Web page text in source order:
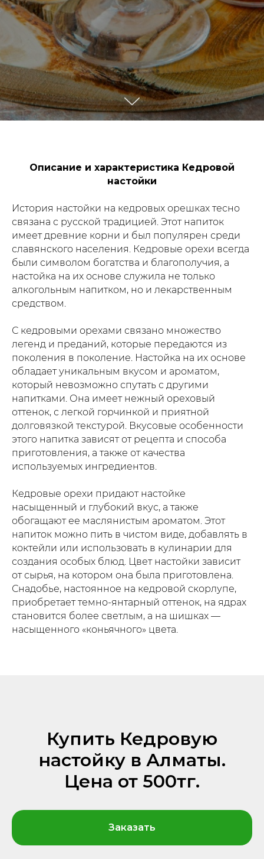
Описание и характеристика Кедровой
настойки
История настойки на кедровых орешках тесно
связана с русской традицией. Этот напиток
имеет древние корни и был популярен среди
славянского населения. Кедровые орехи всегда
были символом богатства и благополучия, а
настойка на их основе служила не только
алкогольным напитком, но и лекарственным
средством.
С кедровыми орехами связано множество
легенд и преданий, которые передаются из
поколения в поколение. Настойка на их основе
обладает уникальным вкусом и ароматом,
который невозможно спутать с другими
напитками. Она имеет нежный ореховый
оттенок, с легкой горчинкой и приятной
долговязкой текстурой. Вкусовые особенности
этого напитка зависят от рецепта и способа
приготовления, а также от качества
используемых ингредиентов.
Кедровые орехи придают настойке
насыщенный и глубокий вкус, а также
обогащают ее маслянистым ароматом. Этот
напиток можно пить в чистом виде, добавлять в
коктейли или использовать в кулинарии для
создания особых блюд. Цвет настойки зависит
от сырья, на котором она была приготовлена.
Снадобье, настоянное на кедровой скорлупе,
приобретает темно-янтарный оттенок, на ядрах
становится более светлым, а на шишках —
насыщенного «коньячного» цвета.
Купить Кедровую
настойку в Алматы.
Цена от 500тг.
Заказать